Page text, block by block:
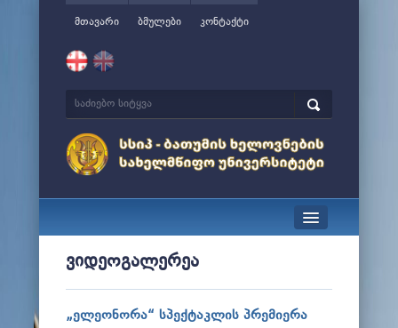
მთავარი ბმულები კონტაქტი
სიახლეები
ჩვენ შესახებ
ვიდეოგალერეა
„ელეონორა“ სპექტაკლის პრემიერა